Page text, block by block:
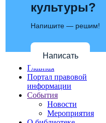
культуры?
Напишите — решим!
Написать
Главная
Портал правовой
информации
События
Новости
Мероприятия